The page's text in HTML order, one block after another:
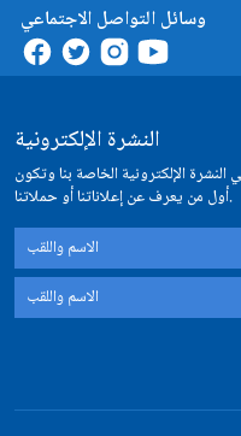
وسائل التواصل الاجتماعي
النشرة الإلكترونية
الإلكترونية الخاصة بنا وتكون
أول من يعرف عن إعلاناتنا أو حملاتنا.